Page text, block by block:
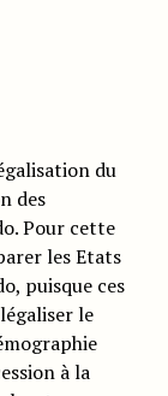
du
des
Pour cette
les Etats
puisque ces
le
à la